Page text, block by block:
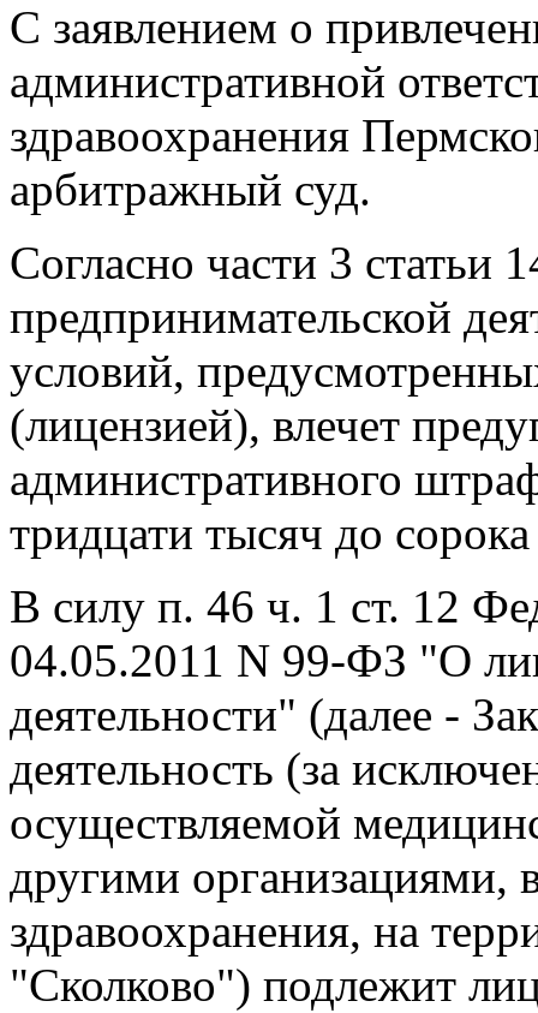
С заявлением о
административной
здравоохранения
арбитражный суд.
Согласно части 3
предпринимательской
условий,
(лицензией), влечет
административного
тридцати тысяч до
В силу п. 46 ч. 1 ст. 12
04.05.2011 N 99-ФЗ "О
деятельности" (далее -
деятельность (за
осуществляемой
другими организациями,
здравоохранения, на
"Сколково") подлежит